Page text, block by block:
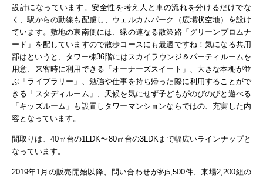
設計になっています。安全性を考え人と車の流れを分けるだけでな
く、駅からの動線も配慮し、ウェルカムパーク（広場状空地）を設け
ています。 敷地の東南側には、緑の連なる散策路「グリーンプロムナ
ード」を配していますので散歩コースにも最適ですね！気になる共用
部はというと、 タワー棟36階にはスカイラウンジ＆パーティルームを
用意、来客時に利用できる「オーナーズスイート」、大きな本棚が並
ぶ「ライブラリー」、勉強や仕事を持ち帰った際に利用することがで
きる「スタディルーム」、天候を気にせず子どもがのびのびと遊べる
「キッズルーム」も設置しタワーマンションならではの、充実した内
容となっています。
間取りは、40㎡台の1LDK〜80㎡台の3LDKまで幅広いラインナップと
なっています。
2019年1月の販売開始以降、問い合わせが約5,500件、来場2,200組の